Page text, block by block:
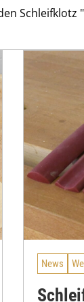
Schleifklotz
News